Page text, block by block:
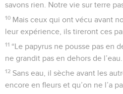
savons rien. Notre vie sur terre
10 Mais ceux qui ont vécu avant
leur expérience, ils tireront ces
11 “Le papyrus ne pousse pas en
ne grandit pas en dehors de l’eau.
12 Sans eau, il sèche avant les
encore en fleurs et qu’on ne l’a